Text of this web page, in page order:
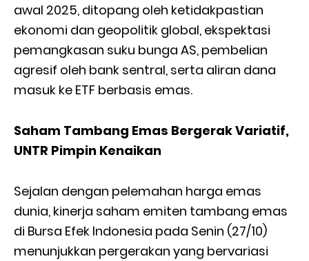
awal 2025, ditopang oleh ketidakpastian
ekonomi dan geopolitik global, ekspektasi
pemangkasan suku bunga AS, pembelian
agresif oleh bank sentral, serta aliran dana
masuk ke ETF berbasis emas.
Saham Tambang Emas Bergerak Variatif,
UNTR Pimpin Kenaikan
Sejalan dengan pelemahan harga emas
dunia, kinerja saham emiten tambang emas
di Bursa Efek Indonesia pada Senin (27/10)
menunjukkan pergerakan yang bervariasi